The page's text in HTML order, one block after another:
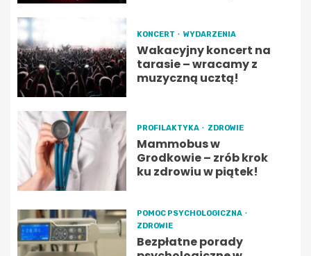
KONCERT WYDARZENIA
Wakacyjny koncert na
tarasie – wracamy z
muzyczną ucztą!
PROFILAKTYKA ZDROWIE
Mammobus w
Grodkowie – zrób krok
ku zdrowiu w piątek!
POMOC PSYCHOLOGICZNA
ZDROWIE
Bezpłatne porady